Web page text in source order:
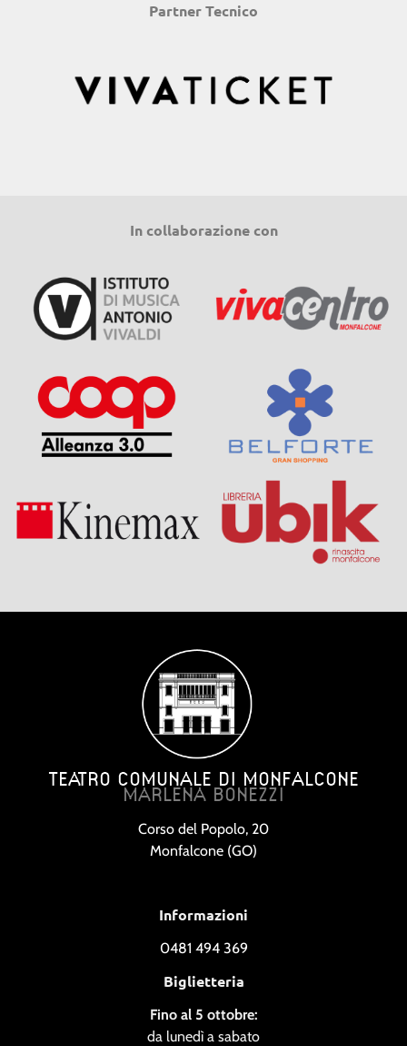
Partner Tecnico
In collaborazione con
TEATRO COMUNALE DI MONFALCONE
MARLENA BONEZZI
Corso del Popolo, 20
Monfalcone (GO)
Informazioni
0481 494 369
Biglietteria
Fino al 5 ottobre:
da lunedì a sabato